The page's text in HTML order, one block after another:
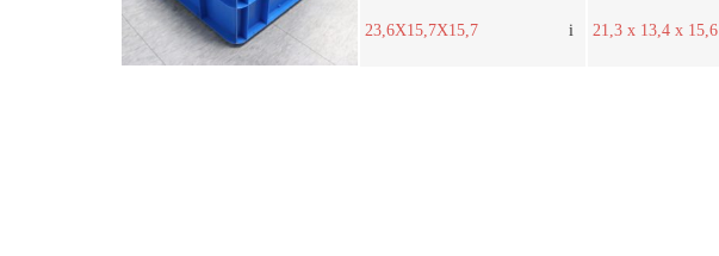
23,6X15,7X15,7 i 21,3 x 13,4 x 15,6